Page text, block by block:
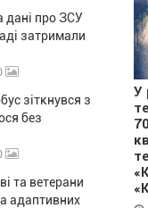
дані про ЗСУ
затримали
зіткнувся з
без
та ветерани
адаптивних
У